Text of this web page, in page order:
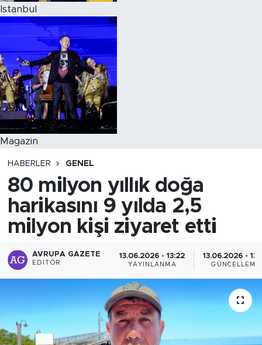
Istanbul
Magazin
HABERLER GENEL
80 milyon yıllık doğa
harikasını 9 yılda 2,5
milyon kişi ziyaret etti
AVRUPA GAZETE
EDITÖR
13.06.2026 - 13:22
YAYINLANMA
13.06.2026 -
GÜNCELLEME